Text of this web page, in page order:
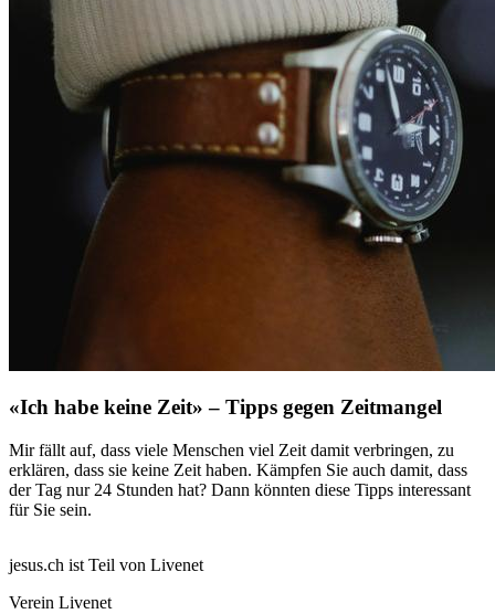
«Ich habe keine Zeit» – Tipps gegen Zeitmangel
Mir fällt auf, dass viele Menschen viel Zeit damit verbringen, zu
erklären, dass sie keine Zeit haben. Kämpfen Sie auch damit, dass
der Tag nur 24 Stunden hat? Dann könnten diese Tipps interessant
für Sie sein.
jesus.ch ist Teil von Livenet
Verein Livenet